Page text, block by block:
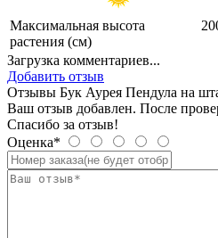
Максимальная высота
растения (см)
Загрузка комментариев...
Добавить отзыв
Отзывы Бук Аурея Пендула на
Ваш отзыв добавлен. После
Спасибо за отзыв!
Оценка*